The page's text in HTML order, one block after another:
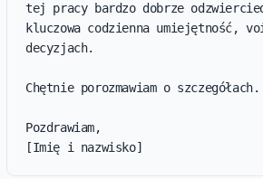
tej pracy bardzo dobrze
kluczowa codzienna umiejętność,
decyzjach.
Chętnie porozmawiam o
Pozdrawiam,
[Imię i nazwisko]